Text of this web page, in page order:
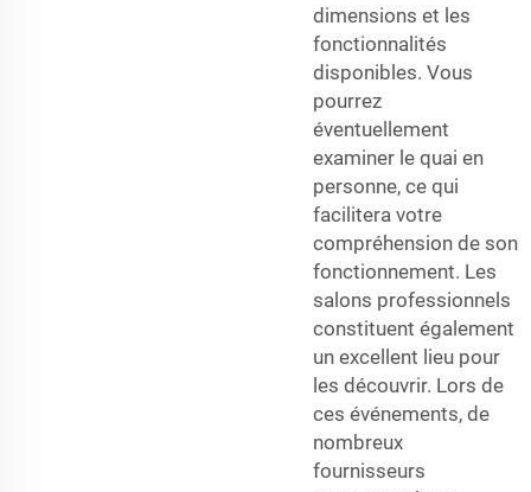
dimensions et les
fonctionnalités
disponibles. Vous
pourrez
éventuellement
examiner le quai en
personne, ce qui
facilitera votre
compréhension de son
fonctionnement. Les
salons professionnels
constituent également
un excellent lieu pour
les découvrir. Lors de
ces événements, de
nombreux
fournisseurs